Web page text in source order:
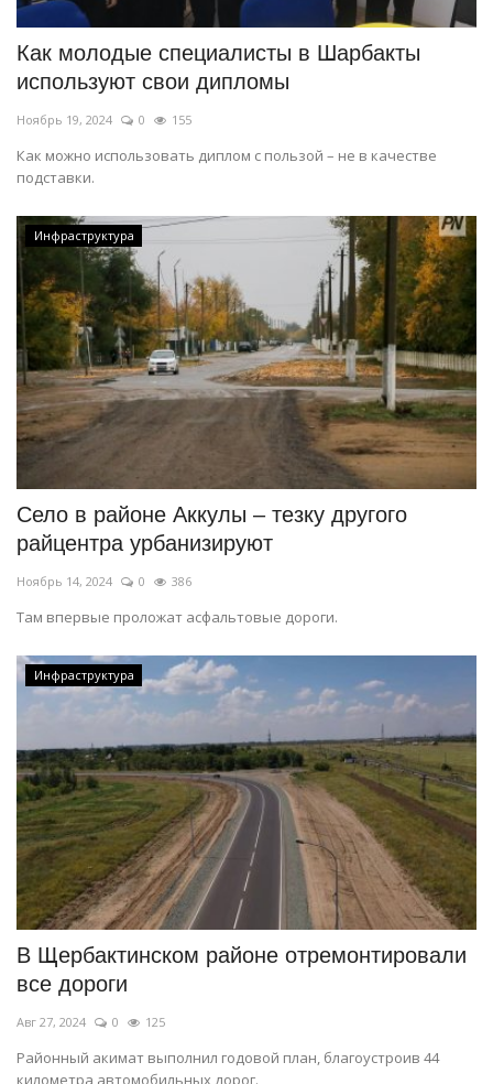
Как молодые специалисты в Шарбакты
используют свои дипломы
Ноябрь 19, 2024 0 155
Как можно использовать диплом с пользой – не в качестве
подставки.
Инфраструктура
Село в районе Аккулы – тезку другого
райцентра урбанизируют
Ноябрь 14, 2024 0 386
Там впервые проложат асфальтовые дороги.
Инфраструктура
В Щербактинском районе отремонтировали
все дороги
Авг 27, 2024 0 125
Районный акимат выполнил годовой план, благоустроив 44
километра автомобильных дорог.